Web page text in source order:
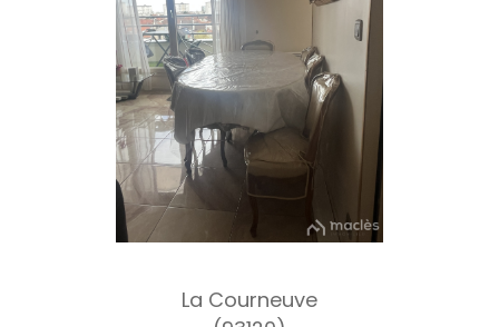
La Courneuve